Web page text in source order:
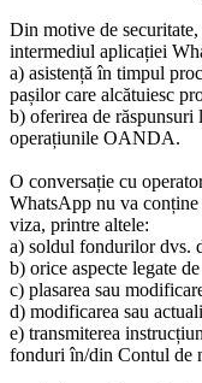
Din motive de
intermediul aplicației
a) asistență în timpul
pașilor care alcătuiesc
b) oferirea de
operațiunile OANDA.
O conversație cu
WhatsApp nu va conține
viza, printre altele:
a) soldul fondurilor dvs.
b) orice aspecte legate
c) plasarea sau
d) modificarea sau
e) transmiterea
fonduri în/din Contul de